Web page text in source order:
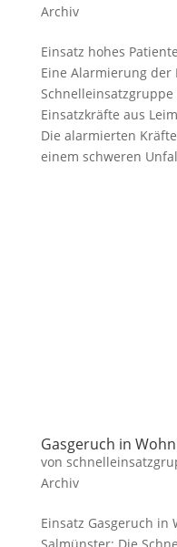
Archiv
Einsatz hohes
Eine Alarmierung
Einsatzkräfte aus
Die alarmierten
einem schweren
Gasgeruch in
von
Archiv
Einsatz Gasgeruch in